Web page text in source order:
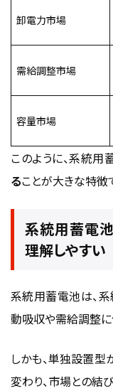
卸電力市場
需給調整市場
容量市場
このように、系統用
ることが大きな特徴
系統用蓄電
理解しやすい
系統用蓄電池は、
動吸収や需給調整に
しかも、単独設置
変わり、市場との結